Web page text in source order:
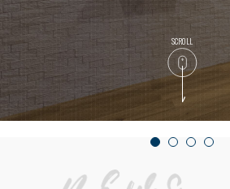
SCROLL
SERVICE
RECRUIT
個人情報保護方針